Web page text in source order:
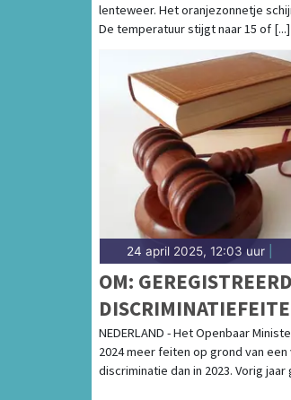
lenteweer. Het oranjezonnetje
De temperatuur stijgt naar 15 of [...]
24 april 2025, 12:03 uur
OM:
GESTEGEN
NEDERLAND - Het Openbaar
2024 meer feiten op grond van
discriminatie dan in 2023. Vorig jaar